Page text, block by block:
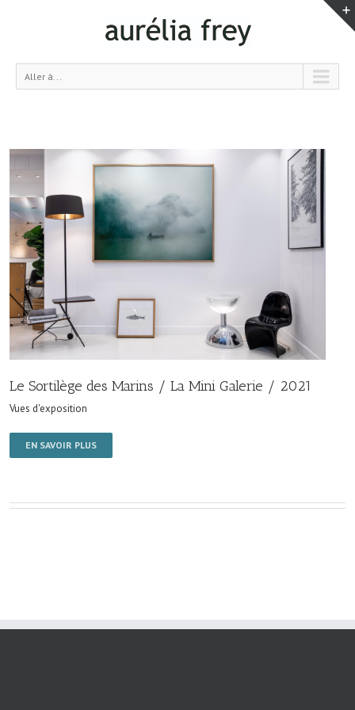
Aller à...
Le Sortilège des Marins / La Mini Galerie / 2021
Vues d'exposition
EN SAVOIR PLUS